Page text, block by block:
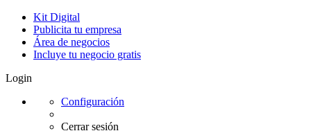
Kit Digital
Publicita tu empresa
Área de negocios
Incluye tu negocio gratis
Login
Configuración
Cerrar sesión